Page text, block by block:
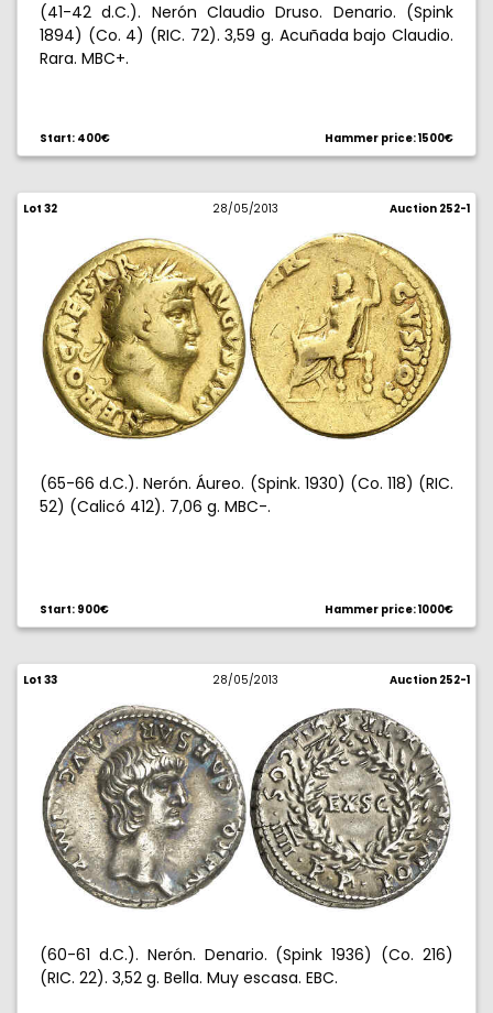
(41-42 d.C.). Nerón Claudio Druso. Denario. (Spink
1894) (Co. 4) (RIC. 72). 3,59 g. Acuñada bajo Claudio.
Rara. MBC+.
Start: 400€ Hammer price: 1500€
Lot 32 28/05/2013 Auction 252-1
(65-66 d.C.). Nerón. Áureo. (Spink. 1930) (Co. 118) (RIC.
52) (Calicó 412). 7,06 g. MBC-.
Start: 900€ Hammer price: 1000€
Lot 33 28/05/2013 Auction 252-1
(60-61 d.C.). Nerón. Denario. (Spink 1936) (Co. 216)
(RIC. 22). 3,52 g. Bella. Muy escasa. EBC.